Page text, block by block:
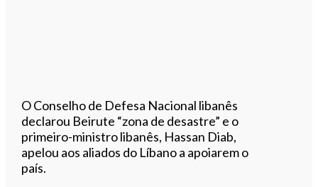
O Conselho de Defesa Nacional libanês
declarou Beirute “zona de desastre” e o
primeiro-ministro libanês, Hassan Diab,
apelou aos aliados do Líbano a apoiarem o
país.